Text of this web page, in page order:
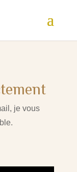
je vous